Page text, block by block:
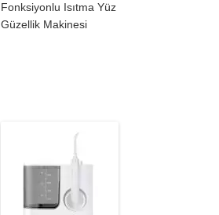
Fonksiyonlu Isıtma Yüz
Güzellik Makinesi